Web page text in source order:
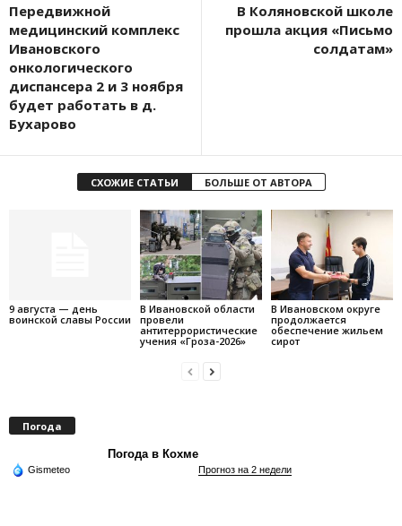
Передвижной
медицинский комплекс
Ивановского
онкологического
диспансера 2 и 3 ноября
будет работать в д.
Бухарово
В Коляновской школе
прошла акция «Письмо
солдатам»
СХОЖИЕ СТАТЬИ БОЛЬШЕ ОТ АВТОРА
9 августа — день
воинской славы России
В Ивановской области
провели
антитеррористические
учения «Гроза-2026»
В Ивановском округе
продолжается
обеспечение жильем
сирот
Погода
Погода в Кохме
Gismeteo Прогноз на 2 недели